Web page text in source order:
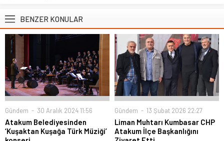
BENZER KONULAR
Gündem 30 Aralık 2024 11:56
Atakum Belediyesinden
‘Kuşaktan Kuşağa Türk Müziği’
Gündem 13 Şubat 2026 22:27
Liman Muhtarı Kumbasar CHP
Atakum İlçe Başkanlığını